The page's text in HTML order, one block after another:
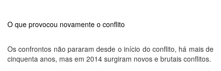
O que provocou novamente o conflito
Os confrontos não pararam desde o início do conflito, há mais de
cinquenta anos, mas em 2014 surgiram novos e brutais conflitos.